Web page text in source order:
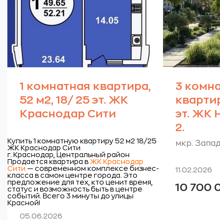
1 комнатная квартира,
52 м2, 18/ 25 эт. ЖК
Краснодар Сити
Купить 1 комнатную квартиру 52 м2 18/25
ЖК Краснодар Сити
г. Краснодар, Центральный район
Продается квартира в ЖК Краснодар
Сити — современном комплексе бизнес-
класса в самом центре города. Это
предложение для тех, кто ценит время,
статус и возможность быть в центре
событий. Всего 3 минуты до улицы
Красной!
05.06.2026
3
эт. ЖК
2.
мкр.
11.02.2026
10 700